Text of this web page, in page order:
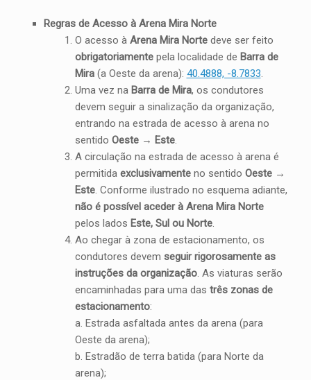
Regras de Acesso à Arena Mira Norte
O acesso à Arena Mira Nortedeve ser feito
obrigatoriamentepela localidade de Barra de
Mira(a Oeste da arena): 40.4888, -8.7833.
Uma vez na Barra de Mira, os condutores
devem seguir a sinalização da organização,
entrando na estrada de acesso à arena no
sentido Oeste → Este.
A circulação na estrada de acesso à arena é
permitida exclusivamenteno sentido Oeste →
Este. Conforme ilustrado no esquema adiante,
não é possível aceder à Arena Mira Norte
pelos lados Este, Sul ou Norte.
Ao chegar à zona de estacionamento, os
condutores devem seguir rigorosamente as
instruções da organização. As viaturas serão
encaminhadas para uma das três zonas de
estacionamento:
a. Estrada asfaltada antes da arena (para
Oeste da arena);
b. Estradão de terra batida (para Norte da
arena);